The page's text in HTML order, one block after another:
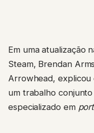
Em uma atualização
Steam, Brendan
Arrowhead, explicou
um trabalho
especializado em